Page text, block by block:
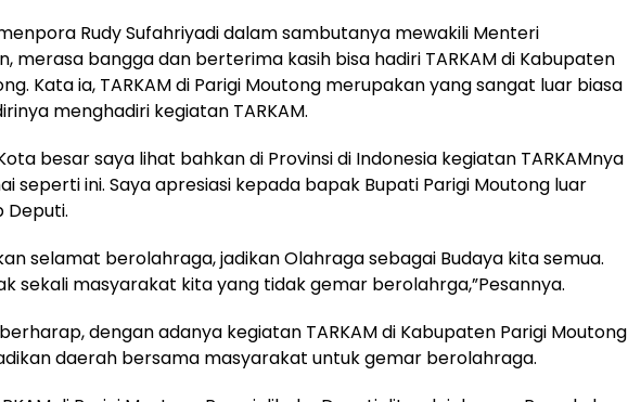
Rudy Sufahriyadi dalam sambutanya mewakili Menteri
merasa bangga dan berterima kasih bisa hadiri TARKAM di Kabupaten
Kata ia, TARKAM di Parigi Moutong merupakan yang sangat luar biasa
menghadiri kegiatan TARKAM.
besar saya lihat bahkan di Provinsi di Indonesia kegiatan TARKAMnya
seperti ini. Saya apresiasi kepada bapak Bupati Parigi Moutong luar
Deputi.
selamat berolahraga, jadikan Olahraga sebagai Budaya kita semua.
sekali masyarakat kita yang tidak gemar berolahrga,”Pesannya.
dengan adanya kegiatan TARKAM di Kabupaten Parigi Moutong
daerah bersama masyarakat untuk gemar berolahraga.